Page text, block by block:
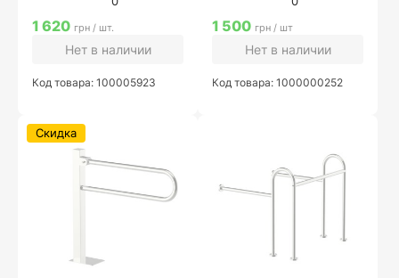
1 620 грн / шт.
Нет в наличии
Код товара: 100005923
1 500 грн / шт
Нет в наличии
Код товара: 1000000252
Скидка